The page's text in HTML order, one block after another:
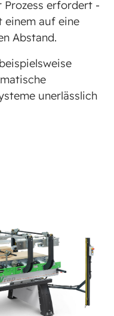
Prozess erfordert -
einem auf eine
Abstand.
unerlässlich